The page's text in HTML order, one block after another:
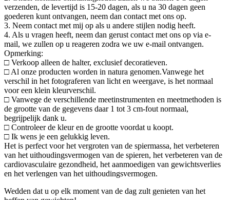
verzenden, de levertijd is 15-20 dagen, als u na 30 dagen geen
goederen kunt ontvangen, neem dan contact met ons op.
3. Neem contact met mij op als u andere stijlen nodig heeft.
4. Als u vragen heeft, neem dan gerust contact met ons op via e-
mail, we zullen op u reageren zodra we uw e-mail ontvangen.
Opmerking:
□ Verkoop alleen de halter, exclusief decoratieven.
□ Al onze producten worden in natura genomen.Vanwege het
verschil in het fotograferen van licht en weergave, is het normaal
voor een klein kleurverschil.
□ Vanwege de verschillende meetinstrumenten en meetmethoden is
de grootte van de gegevens daar 1 tot 3 cm-fout normaal,
begrijpelijk dank u.
□ Controleer de kleur en de grootte voordat u koopt.
□ Ik wens je een gelukkig leven.
Het is perfect voor het vergroten van de spiermassa, het verbeteren
van het uithoudingsvermogen van de spieren, het verbeteren van de
cardiovasculaire gezondheid, het aanmoedigen van gewichtsverlies
en het verlengen van het uithoudingsvermogen.
Wedden dat u op elk moment van de dag zult genieten van het